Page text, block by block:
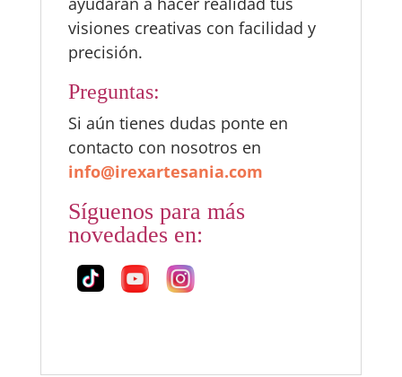
visiones creativas con facilidad y
precisión.
Preguntas:
Si aún tienes dudas ponte en
contacto con nosotros en
info@irexartesania.com
Síguenos para más
novedades en: